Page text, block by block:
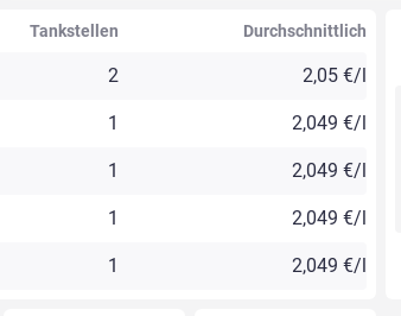
Tankstellen Durchschnittlich
2 2,05 €/l
1 2,049 €/l
1 2,049 €/l
1 2,049 €/l
1 2,049 €/l